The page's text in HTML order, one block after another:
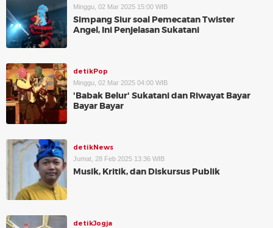
Minggu, 02 Mar 2025 15:00 WIB
Simpang Siur soal Pemecatan Twister
Angel, Ini Penjelasan Sukatani
detikPop
Minggu, 02 Mar 2025 04:00 WIB
'Babak Belur' Sukatani dan Riwayat Bayar
Bayar Bayar
detikNews
Jumat, 28 Feb 2025 13:36 WIB
Musik, Kritik, dan Diskursus Publik
detikJogja